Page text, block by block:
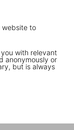
website to
with relevant
anonymously or
but is always